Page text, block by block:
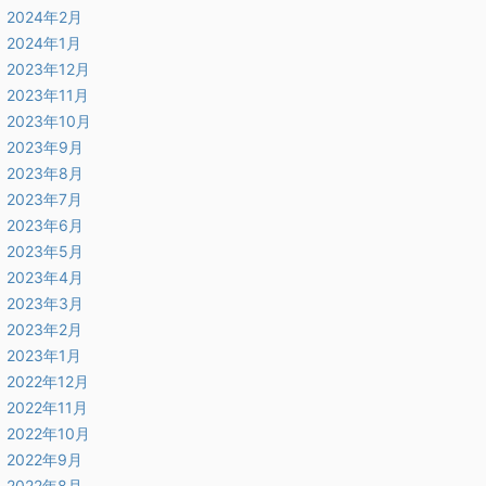
2024年2月
2024年1月
2023年12月
2023年11月
2023年10月
2023年9月
2023年8月
2023年7月
2023年6月
2023年5月
2023年4月
2023年3月
2023年2月
2023年1月
2022年12月
2022年11月
2022年10月
2022年9月